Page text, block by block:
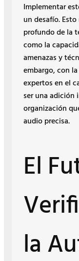
Implementar
un desafío.
profundo de la
como la
amenazas y
embargo, con
expertos en el
ser una adición
organización
audio precisa.
El
la